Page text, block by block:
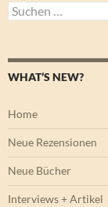
Suchen
nach:
WHAT’S NEW?
Home
Neue Rezensionen
Neue Bücher
Interviews + Artikel